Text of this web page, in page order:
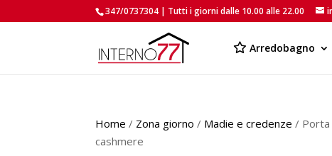
347/0737304 | Tutti i giorni dalle 10.00 alle 22.00
Arredobagno
Home / Zona giorno / Madie e credenze / Porta
cashmere